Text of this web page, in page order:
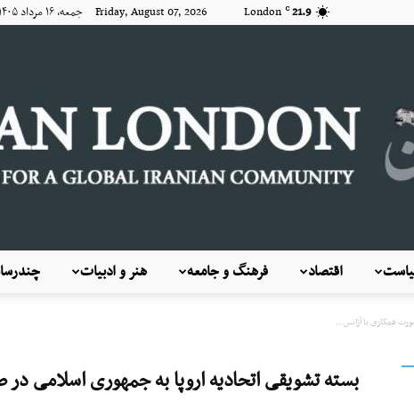
21.9
C
London Friday, August 07, 2026 جمعه, ۱۶ مرداد ۱۴۰۵
هنر و ادبیات فرهنگ و جامعه اقتصاد
همکاری با آژانس...
بسته تشویقی اتحادیه اروپا به جمهوری اسلامی